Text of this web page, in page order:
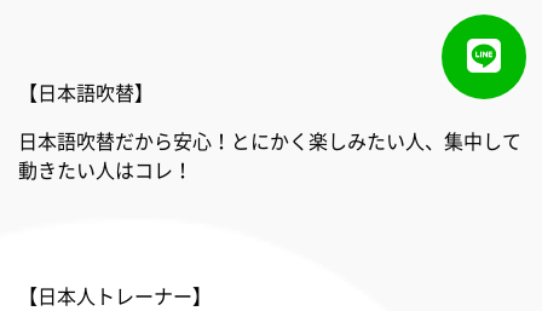
【日本語吹替】
日本語吹替だから安心！とにかく楽しみたい人、集中して
動きたい人はコレ！
【日本人トレーナー】